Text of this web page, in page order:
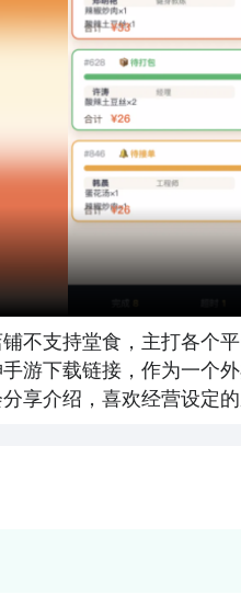
不支持堂食，主打各个
游下载链接，作为一个
享介绍，喜欢经营设定的